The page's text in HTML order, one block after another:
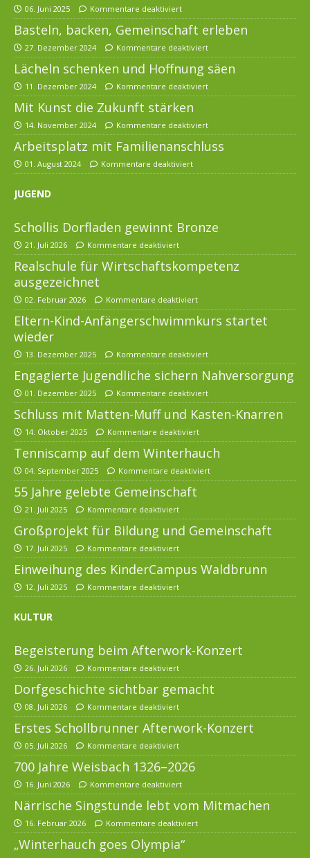
06. Juni 2025 Kommentare deaktiviert
Basteln, backen, Gemeinschaft erleben
27. Dezember 2024 Kommentare deaktiviert
Lächeln schenken und Hoffnung säen
11. Dezember 2024 Kommentare deaktiviert
Mit Kunst die Zukunft stärken
14. November 2024 Kommentare deaktiviert
Arbeitsplatz mit Familienanschluss
01. August 2024 Kommentare deaktiviert
JUGEND
Schollis Dorfladen gewinnt Bronze
21. Juli 2026 Kommentare deaktiviert
Realschule für Wirtschaftskompetenz
ausgezeichnet
02. Februar 2026 Kommentare deaktiviert
Eltern-Kind-Anfängerschwimmkurs startet
wieder
13. Dezember 2025 Kommentare deaktiviert
Engagierte Jugendliche sichern Nahversorgung
01. Dezember 2025 Kommentare deaktiviert
Schluss mit Matten-Muff und Kasten-Knarren
14. Oktober 2025 Kommentare deaktiviert
Tenniscamp auf dem Winterhauch
04. September 2025 Kommentare deaktiviert
55 Jahre gelebte Gemeinschaft
21. Juli 2025 Kommentare deaktiviert
Großprojekt für Bildung und Gemeinschaft
17. Juli 2025 Kommentare deaktiviert
Einweihung des KinderCampus Waldbrunn
12. Juli 2025 Kommentare deaktiviert
KULTUR
Begeisterung beim Afterwork-Konzert
26. Juli 2026 Kommentare deaktiviert
Dorfgeschichte sichtbar gemacht
08. Juli 2026 Kommentare deaktiviert
Erstes Schollbrunner Afterwork-Konzert
05. Juli 2026 Kommentare deaktiviert
700 Jahre Weisbach 1326–2026
16. Juni 2026 Kommentare deaktiviert
Närrische Singstunde lebt vom Mitmachen
16. Februar 2026 Kommentare deaktiviert
„Winterhauch goes Olympia“